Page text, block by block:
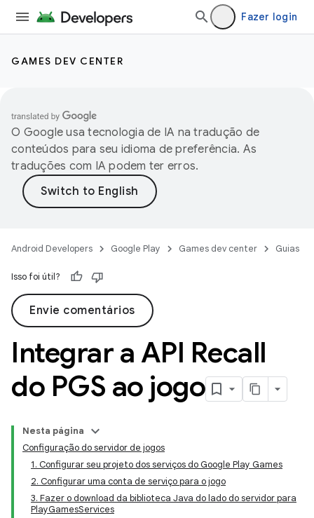
Fazer login
GAMES DEV CENTER
O Google usa tecnologia de IA na tradução de
conteúdos para seu idioma de preferência. As
traduções com IA podem ter erros.
Android Developers Google Play Games dev center Guias
Isso foi útil?
Envie comentários
Integrar a API Recall
do PGS ao jogo
Nesta página
Configuração do servidor de jogos
1. Configurar seu projeto dos serviços do Google Play Games
2. Configurar uma conta de serviço para o jogo
3. Fazer o download da biblioteca Java do lado do servidor para
PlayGamesServices